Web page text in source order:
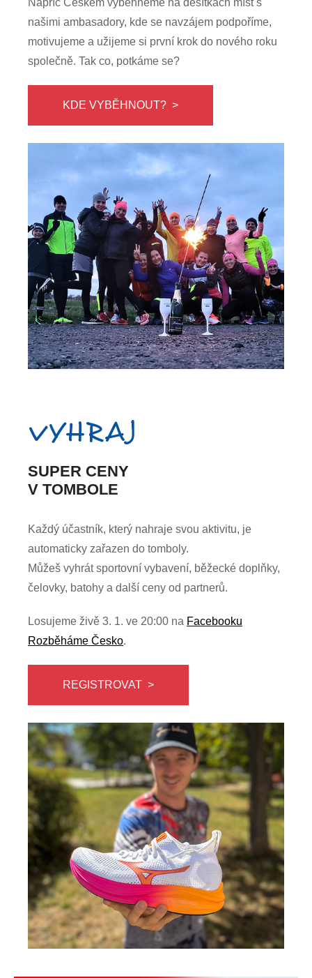
Napříč Českem vyběhneme na desítkách míst s
našimi ambasadory, kde se navzájem podpoříme,
motivujeme a užijeme si první krok do nového roku
společně. Tak co, potkáme se?
KDE VYBĚHNOUT? >
VYHRAJ
SUPER CENY
V TOMBOLE
Každý účastník, který nahraje svou aktivitu, je
automaticky zařazen do tomboly.
Můžeš vyhrát sportovní vybavení, běžecké doplňky,
čelovky, batohy a další ceny od partnerů.
Losujeme živě 3. 1. ve 20:00 na Facebooku
Rozběháme Česko.
REGISTROVAT >